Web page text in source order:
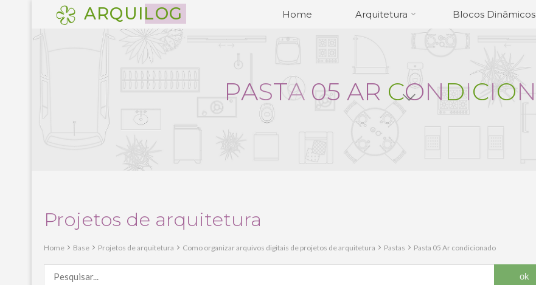
ARQUILOG Home Arquitetura Blocos Dinâmicos
PASTA 05 AR CON DICION
Projetos de arquitetura
Home Base Projetos de arquitetura Como organizar arquivos digitais de projetos de arquitetura Pastas Pasta 05 Ar condicionado